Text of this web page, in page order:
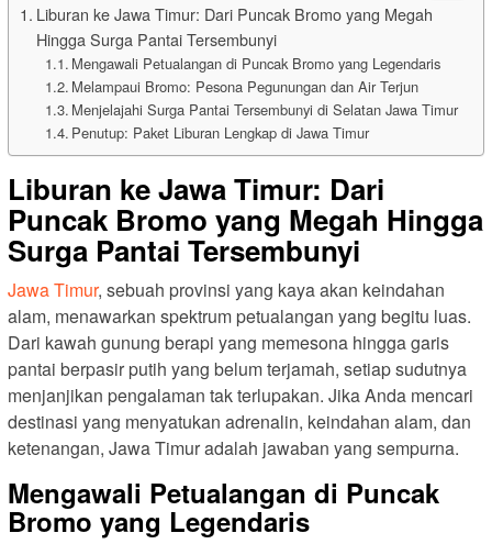
Liburan ke Jawa Timur: Dari Puncak Bromo yang Megah
Hingga Surga Pantai Tersembunyi
Mengawali Petualangan di Puncak Bromo yang Legendaris
Melampaui Bromo: Pesona Pegunungan dan Air Terjun
Menjelajahi Surga Pantai Tersembunyi di Selatan Jawa Timur
Penutup: Paket Liburan Lengkap di Jawa Timur
Liburan ke Jawa Timur: Dari
Puncak Bromo yang Megah Hingga
Surga Pantai Tersembunyi
Jawa Timur, sebuah provinsi yang kaya akan keindahan
alam, menawarkan spektrum petualangan yang begitu luas.
Dari kawah gunung berapi yang memesona hingga garis
pantai berpasir putih yang belum terjamah, setiap sudutnya
menjanjikan pengalaman tak terlupakan. Jika Anda mencari
destinasi yang menyatukan adrenalin, keindahan alam, dan
ketenangan, Jawa Timur adalah jawaban yang sempurna.
Mengawali Petualangan di Puncak
Bromo yang Legendaris